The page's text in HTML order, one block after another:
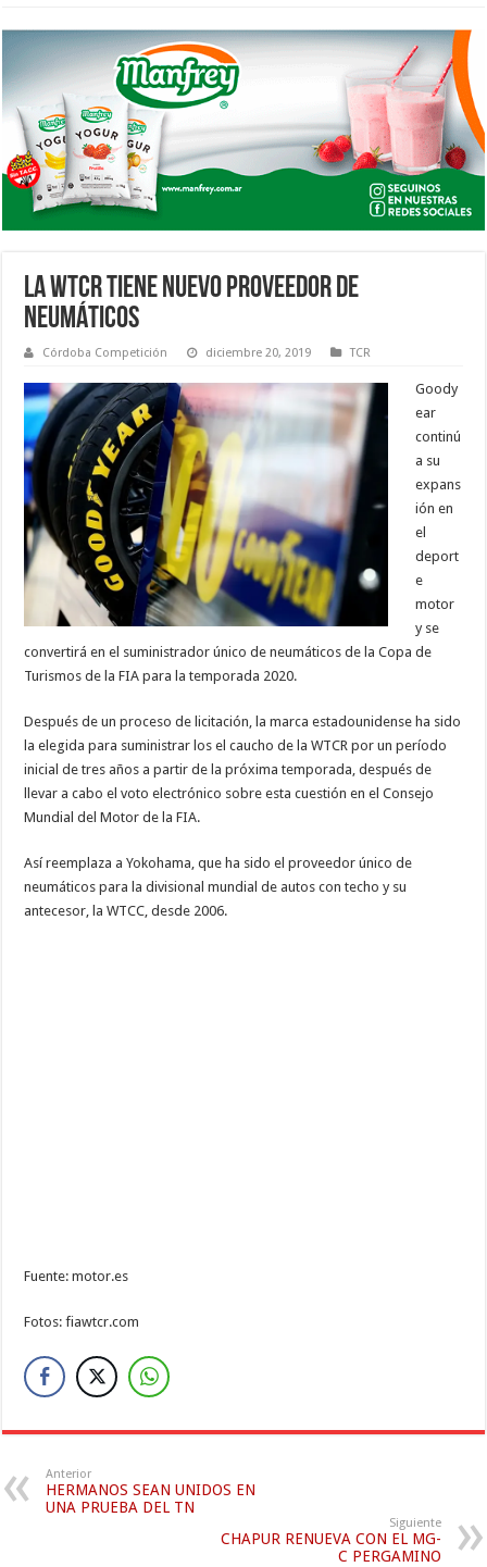
LA WTCR TIENE NUEVO PROVEEDOR DE
NEUMÁTICOS
Córdoba Competición diciembre 20, 2019 TCR
Goody
ear
continú
a su
expans
ión en
el
deport
e
motor
y se
convertirá en el suministrador único de neumáticos de la Copa de
Turismos de la FIA para la temporada 2020.
Después de un proceso de licitación, la marca estadounidense ha sido
la elegida para suministrar los el caucho de la WTCR por un período
inicial de tres años a partir de la próxima temporada, después de
llevar a cabo el voto electrónico sobre esta cuestión en el Consejo
Mundial del Motor de la FIA.
Así reemplaza a Yokohama, que ha sido el proveedor único de
neumáticos para la divisional mundial de autos con techo y su
antecesor, la WTCC, desde 2006.
Fuente: motor.es
Fotos: fiawtcr.com
Anterior
HERMANOS SEAN UNIDOS EN
UNA PRUEBA DEL TN
Siguiente
CHAPUR RENUEVA CON EL MG-
C PERGAMINO